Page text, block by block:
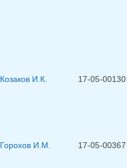
Козаков И.К. 17-05-00130
Горохов И.М. 17-05-00367